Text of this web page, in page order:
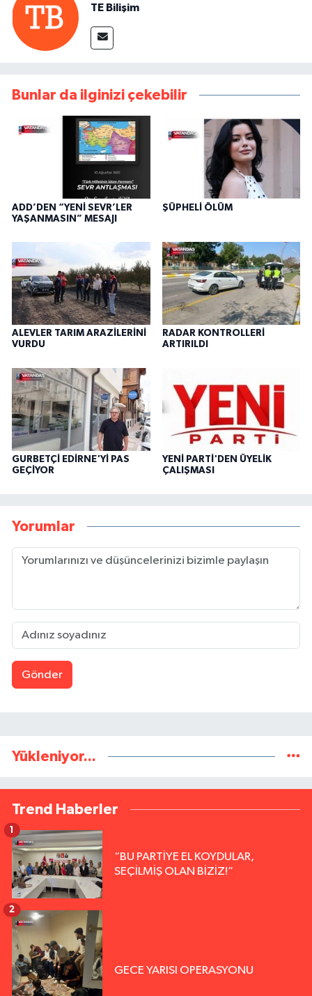
TE Bilişim
Bunlar da ilginizi çekebilir
ADD’DEN “YENİ SEVR’LER
YAŞANMASIN” MESAJI
ŞÜPHELİ ÖLÜM
ALEVLER TARIM ARAZİLERİNİ
VURDU
RADAR KONTROLLERİ
ARTIRILDI
GURBETÇİ EDİRNE'Yİ PAS
GEÇİYOR
YENİ PARTİ'DEN ÜYELİK
ÇALIŞMASI
Yorumlar
Gönder
Yükleniyor...
Trend Haberler
“BU PARTİYE EL KOYDULAR,
SEÇİLMİŞ OLAN BİZİZ!”
1
GECE YARISI OPERASYONU
2